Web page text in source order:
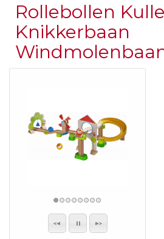
Rollebollen
Knikkerbaan